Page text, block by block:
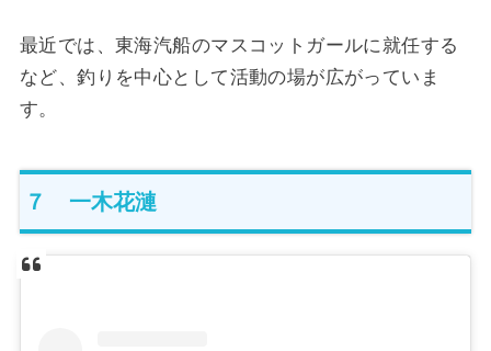
最近では、東海汽船のマスコットガールに就任する
など、釣りを中心として活動の場が広がっていま
す。
７ 一木花漣